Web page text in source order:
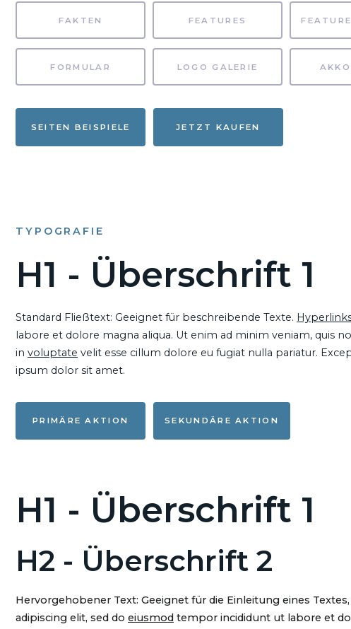
FAKTEN FEATURES
FORMULAR LOGO GALERIE
SEITEN BEISPIELE JETZT KAUFEN
TYPOGRAFIE
H1 - Überschrift 1
Standard Fließtext: Geeignet für beschreibende Texte.
labore et dolore magna aliqua. Ut enim ad minim veniam, quis
in voluptate velit esse cillum dolore eu fugiat nulla pariatur.
ipsum dolor sit amet.
PRIMÄRE AKTION SEKUNDÄRE AKTION
H1 - Überschrift 1
H2 - Überschrift 2
Hervorgehobener Text: Geeignet für die Einleitung eines
adipiscing elit, sed do eiusmod tempor incididunt ut labore et